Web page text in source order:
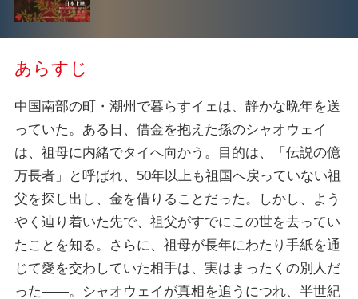
あらすじ
中国南部の町・潮州で暮らすイェは、静かな晩年を送
っていた。ある日、借金を抱えた孫のシャオウェイ
は、祖母に内緒でタイへ向かう。目的は、「伝説の億
万長者」と呼ばれ、50年以上も祖国へ戻っていない祖
父を探し出し、金を借りることだった。しかし、よう
やく辿り着いた先で、祖父がすでにこの世を去ってい
たことを知る。さらに、祖母が長年にわたり手紙を通
じて愛を交わしていた相手は、実はまったくの別人だ
った――。シャオウェイが真相を追うにつれ、半世紀